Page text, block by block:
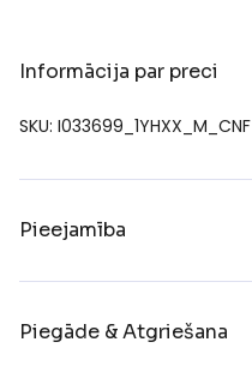
Informācija par preci
SKU: I033699_1YHXX_M_CNF
Pieejamība
Piegāde & Atgriešana